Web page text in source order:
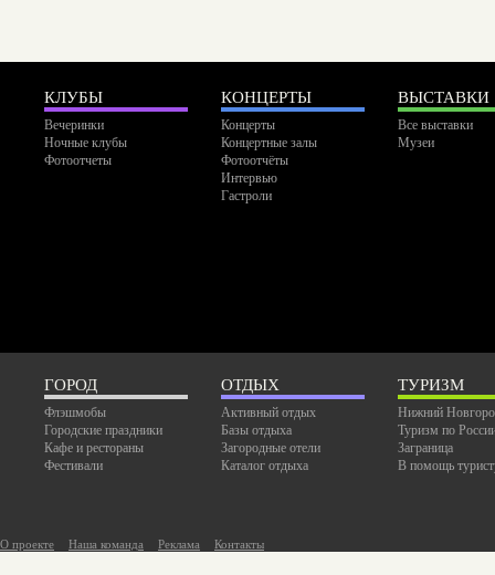
КЛУБЫ
Вечеринки
Ночные клубы
Фотоотчеты
КОНЦЕРТЫ
Концерты
Концертные залы
Фотоотчёты
Интервью
Гастроли
ВЫСТАВКИ
Все выставки
Музеи
ГОРОД
Флэшмобы
Городские праздники
Кафе и рестораны
Фестивали
ОТДЫХ
Активный отдых
Базы отдыха
Загородные отели
Каталог отдыха
ТУРИЗМ
Нижний
Туризм по
Заграница
В помощь
О проекте Наша команда Реклама Контакты